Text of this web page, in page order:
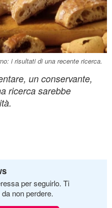
i risultati di una recente ricerca.
un conservante,
ricerca sarebbe
per seguirlo. Ti
non perdere.